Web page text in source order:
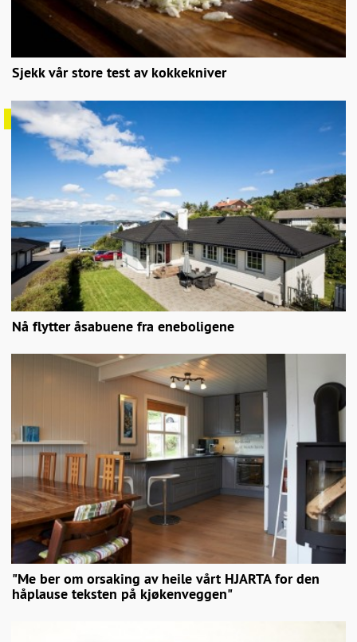
Sjekk vår store test av kokkekniver
Nå flytter åsabuene fra eneboligene
"Me ber om orsaking av heile vårt HJARTA for den
håplause teksten på kjøkenveggen"